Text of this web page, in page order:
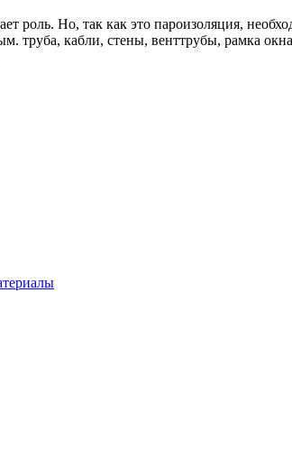
роль. Но, так как это пароизоляция,
кабли, стены, венттрубы, рамка